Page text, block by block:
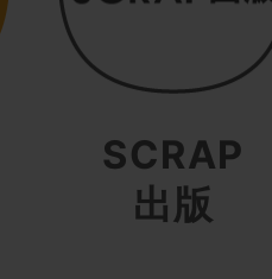
SCRAP
出版